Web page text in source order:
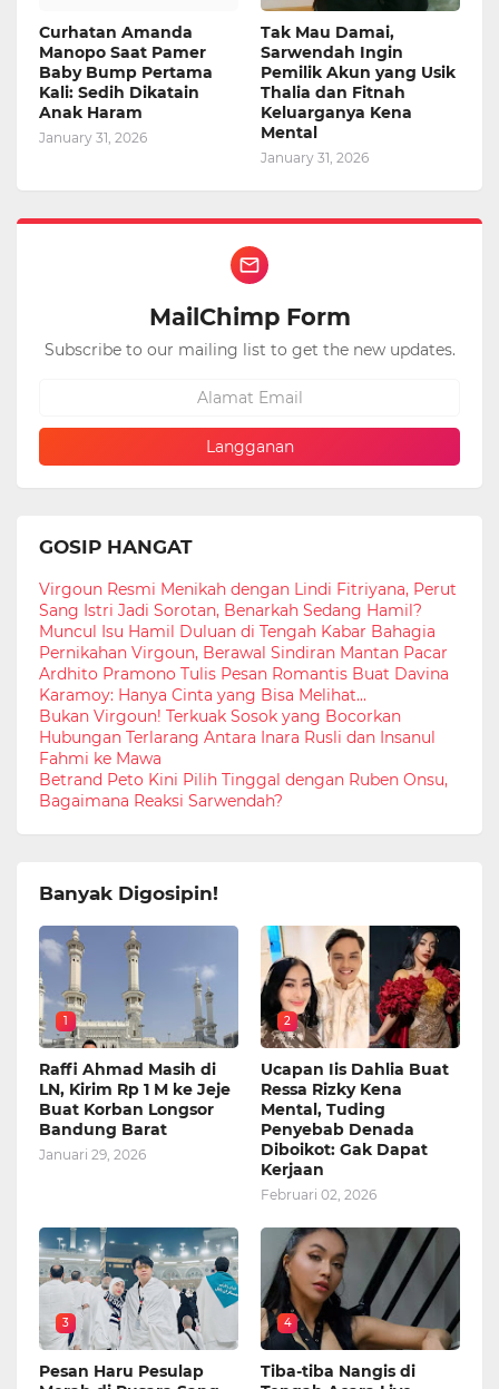
Curhatan Amanda
Manopo Saat Pamer
Baby Bump Pertama
Kali: Sedih Dikatain
Anak Haram
January 31, 2026
Tak Mau Damai,
Sarwendah Ingin
Pemilik Akun yang Usik
Thalia dan Fitnah
Keluarganya Kena
Mental
January 31, 2026
MailChimp Form
Subscribe to our mailing list to get the new updates.
GOSIP HANGAT
Virgoun Resmi Menikah dengan Lindi Fitriyana, Perut
Sang Istri Jadi Sorotan, Benarkah Sedang Hamil?
Muncul Isu Hamil Duluan di Tengah Kabar Bahagia
Pernikahan Virgoun, Berawal Sindiran Mantan Pacar
Ardhito Pramono Tulis Pesan Romantis Buat Davina
Karamoy: Hanya Cinta yang Bisa Melihat...
Bukan Virgoun! Terkuak Sosok yang Bocorkan
Hubungan Terlarang Antara Inara Rusli dan Insanul
Fahmi ke Mawa
Betrand Peto Kini Pilih Tinggal dengan Ruben Onsu,
Bagaimana Reaksi Sarwendah?
Banyak Digosipin!
1
Raffi Ahmad Masih di
LN, Kirim Rp 1 M ke Jeje
Buat Korban Longsor
Bandung Barat
Januari 29, 2026
2
Ucapan Iis Dahlia Buat
Ressa Rizky Kena
Mental, Tuding
Penyebab Denada
Diboikot: Gak Dapat
Kerjaan
Februari 02, 2026
3
Pesan Haru Pesulap
4
Tiba-tiba Nangis di